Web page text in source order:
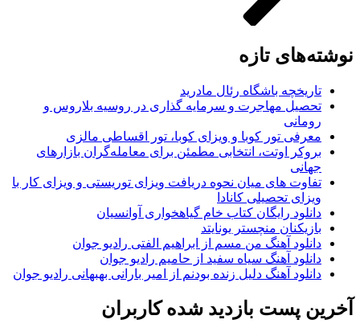
نوشته‌های تازه
تاریخچه باشگاه رئال مادرید
تحصیل مهاجرت و سرمایه گذاری در روسیه بلاروس و
رومانی
معرفی تور کوبا و ویزای کوبا، تور اقساطی مالزی
بروکر اوتت، انتخابی مطمئن برای معامله‌گران بازارهای
جهانی
تفاوت های میان نحوه دریافت ویزای توریستی و ویزای کار با
ویزای تحصیلی کانادا
دانلود رایگان کتاب خام گیاهخواری آوانسیان
بازیکنان منچستر یونایتد
دانلود آهنگ من مسم از ابراهیم الفتی رادیو جوان
دانلود آهنگ سیاه سفید از حامیم رادیو جوان
دانلود آهنگ دلیل زنده بودنم از امیر بارانی بهبهانی رادیو جوان
آخرین پست بازدید شده کاربران